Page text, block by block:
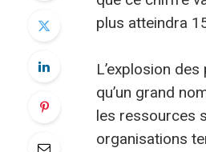
plus atteindra
L’explosion
qu’un grand
les ressources
organisations